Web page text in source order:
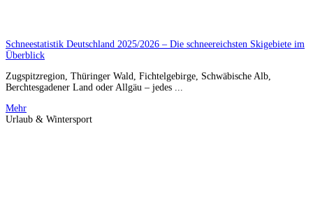
Schneestatistik Deutschland 2025/2026 – Die schneereichsten Skigebiete im
Überblick
Zugspitzregion, Thüringer Wald, Fichtelgebirge, Schwäbische Alb,
Berchtesgadener Land oder Allgäu – jedes ...
Mehr
Urlaub & Wintersport